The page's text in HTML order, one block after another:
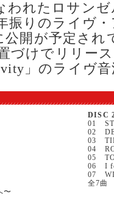
われたロサン
振りのライヴ
公開が予定さ
づけでリリー
」のライヴ
〜
DISC
01
02
03
04
05
06 I
07
全7曲